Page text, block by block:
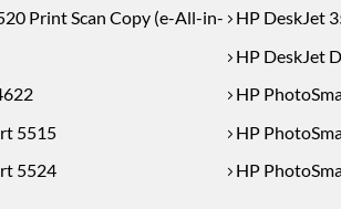
Print Scan Copy (e-All-in-
HP DeskJet
HP DeskJet
HP
5515 HP
5524 HP